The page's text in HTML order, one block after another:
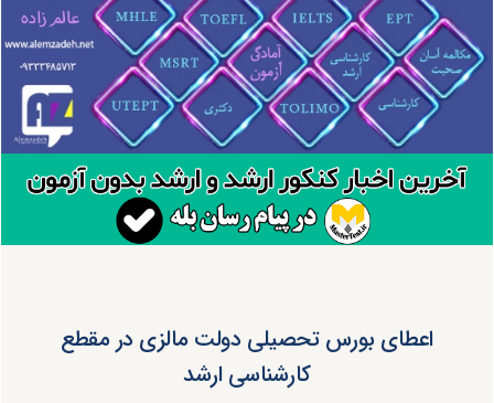
اعطای بورس تحصیلی دولت مالزی در مقطع
کارشناسی ارشد